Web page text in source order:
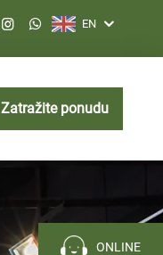
EN
Zatražite ponudu
ONLINE